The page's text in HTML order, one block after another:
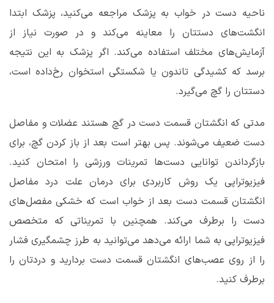
ناحیه دست در خواب به پزشک مراجعه می‌کنید، پزشک ابتدا
انگشت‌های دستتان را معاینه می‌کند و در صورت نیاز از
آزمایش‌های مختلف استفاده می‌کند. اگر پزشک به این نتیجه
برسد که کشیدگی تاندون یا شکستگی استخوان رخ‌داده است،
دستتان را گچ می‌گیرد.
مدتی که انگشتان قسمت دست در گچ هستند عضلات و مفاصل
دست ضعیف می‌شوند. پس بهتر است بعد از باز کردن گچ، برای
بازگرداندن توانایی دست‌ها تمرینات ورزشی را امتحان کنید.
فیزیوتراپی یک روش کاربردی برای درمان علت درد مفاصل
انگشتان قسمت دست بعد از خواب است که خشکی مفصل‌های
دست را برطرف می‌کند. همچنین با تمریناتی که متخصص
فیزیوتراپی به شما ارائه می‌دهد می‌توانید به طرز چشمگیری فشار
را از روی عصب‌های انگشتان قسمت دست بردارید و دردتان را
برطرف کنید.